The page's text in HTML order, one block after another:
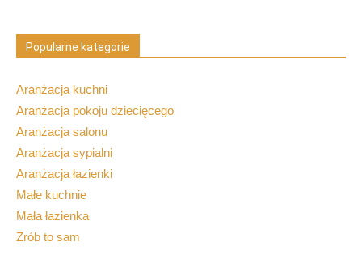
Popularne kategorie
Aranżacja kuchni
Aranżacja pokoju dziecięcego
Aranżacja salonu
Aranżacja sypialni
Aranżacja łazienki
Małe kuchnie
Mała łazienka
Zrób to sam